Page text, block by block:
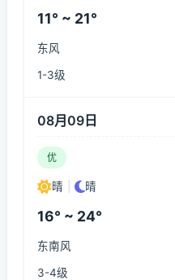
11° ~ 21°
东风
1-3级
08月09日
优
晴 晴
16° ~ 24°
东南风
3-4级